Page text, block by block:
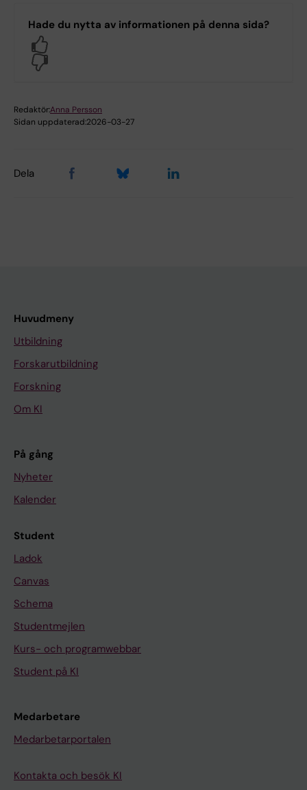
Hade du nytta av informationen på denna sida?
Redaktör:Anna Persson
Sidan uppdaterad:2026-03-27
Dela
Huvudmeny
Utbildning
Forskarutbildning
Forskning
Om KI
På gång
Nyheter
Kalender
Student
Ladok
Canvas
Schema
Studentmejlen
Kurs- och programwebbar
Student på KI
Medarbetare
Medarbetarportalen
Kontakta och besök KI